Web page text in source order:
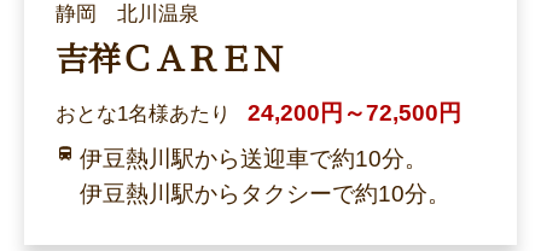
静岡 北川温泉
吉祥ＣＡＲＥＮ
おとな1名様あたり
24,200円～72,500円
伊豆熱川駅から送迎車で約10分。
伊豆熱川駅からタクシーで約10分。